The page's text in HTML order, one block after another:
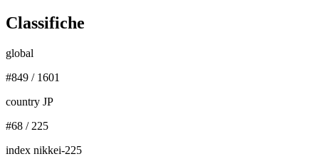
Classifiche
global
#849 / 1601
country JP
#68 / 225
index nikkei-225